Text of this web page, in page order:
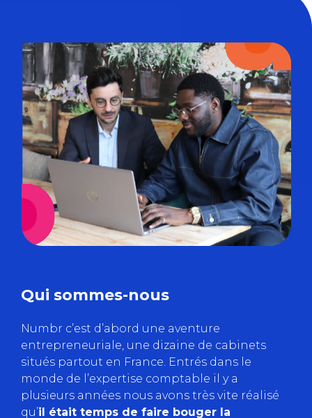
Qui sommes-nous
Numbr c’est d’abord une aventure
entrepreneuriale, une dizaine de cabinets
situés partout en France. Entrés dans le
monde de l’expertise comptable il y a
plusieurs années nous avons très vite réalisé
qu’il était temps de faire bouger la